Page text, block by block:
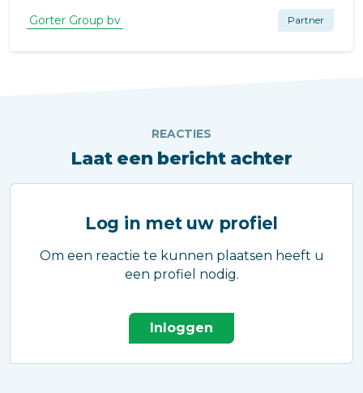
toegang tot technische ruimtes een cruciale
Gorter Group bv Partner
REACTIES
Laat een bericht achter
Log in met uw profiel
Om een reactie te kunnen plaatsen heeft u
een profiel nodig.
Inloggen